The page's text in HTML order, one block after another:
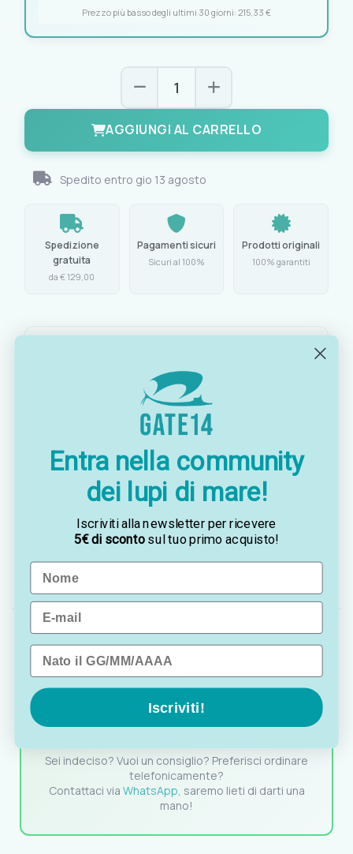
Prezzo più basso degli ultimi 30 giorni: 215,33 €
AGGIUNGI AL CARRELLO
Spedito entro gio 13 agosto
Spedizione
gratuita
da € 129,00
Pagamenti sicuri
Sicuri al 100%
Prodotti originali
100% garantiti
8x-24x zoom meccanico
Diametro obiettivo:25 mm
Trattamento
lenti:
Multistrato anti-appannamento,
riempimento azoto
Gomma estraibili e ruotabili
Dimensioni/Peso:123 x 109 x 42 mm, 350 g
Garanzia:
Sei indeciso? Vuoi un consiglio? Preferisci ordinare
telefonicamente?
Contattaci via WhatsApp , saremo lieti di darti una
mano!
Entra nella community
dei lupi di mare!
Iscriviti alla newsletter per ricevere
5€ di scontosul tuo primo acquisto!
Name
Email
Data di nascita
Iscriviti!